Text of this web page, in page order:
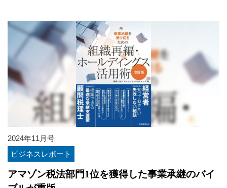
2024年11月号
ビジネスレポート
アマゾン税法部門1位を獲得した事業承継のバイ